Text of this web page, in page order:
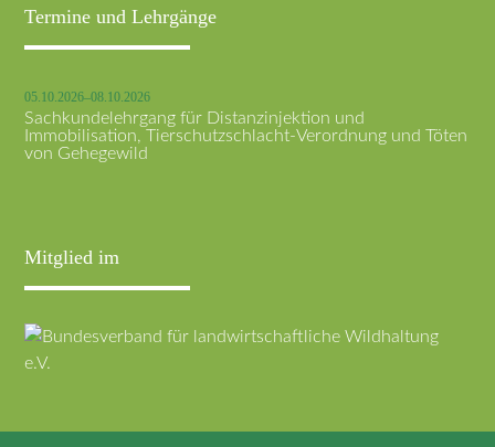
Termine und Lehrgänge
05.10.2026–08.10.2026
Sachkundelehrgang für Distanzinjektion und
Immobilisation, Tierschutzschlacht-Verordnung und Töten
von Gehegewild
Mitglied im